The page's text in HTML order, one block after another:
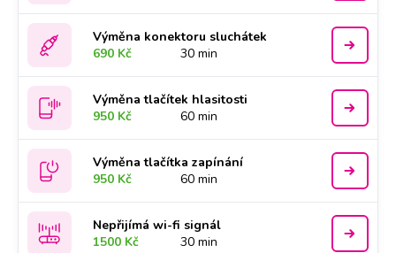
Výměna konektoru sluchátek
690 Kč
30 min
Výměna tlačítek hlasitosti
950 Kč
60 min
Výměna tlačítka zapínání
950 Kč
60 min
Nepřijímá wi-fi signál
1500 Kč
30 min